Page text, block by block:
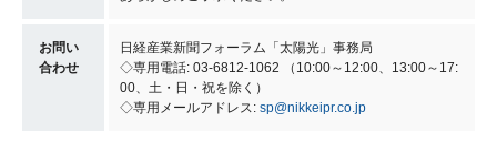
お問い
合わせ
日経産業新聞フォーラム「太陽光」事務局
◇専用電話: 03-6812-1062 （10:00～12:00、13:00～17:
00、土・日・祝を除く）
◇専用メールアドレス: sp@nikkeipr.co.jp